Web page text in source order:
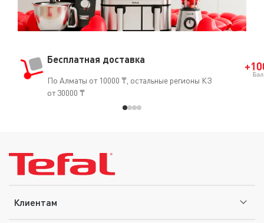
Бесплатная доставка
По Алматы от 10000 ₸, остальные регионы КЗ
от 30000 ₸
Клиентам